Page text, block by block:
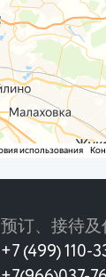
预订、接待及
+7 (499) 110-